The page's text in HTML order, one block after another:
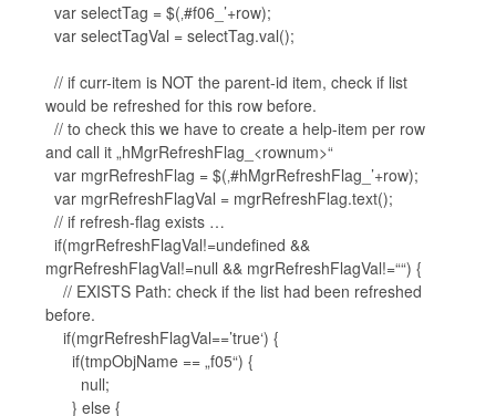
var selectTag = $(‚#f06_’+row);
var selectTagVal = selectTag.val();
// if curr-item is NOT the parent-id item, check if list
would be refreshed for this row before.
// to check this we have to create a help-item per row
and call it „hMgrRefreshFlag_<rownum>“
var mgrRefreshFlag = $(‚#hMgrRefreshFlag_’+row);
var mgrRefreshFlagVal = mgrRefreshFlag.text();
// if refresh-flag exists …
if(mgrRefreshFlagVal!=undefined &&
mgrRefreshFlagVal!=null && mgrRefreshFlagVal!=““) {
// EXISTS Path: check if the list had been refreshed
before.
if(mgrRefreshFlagVal==’true‘) {
if(tmpObjName == „f05“) {
null;
} else {